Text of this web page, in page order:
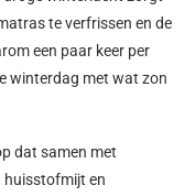
te verfrissen en de
een paar keer per
winterdag met wat zon
dat samen met
huisstofmijt en